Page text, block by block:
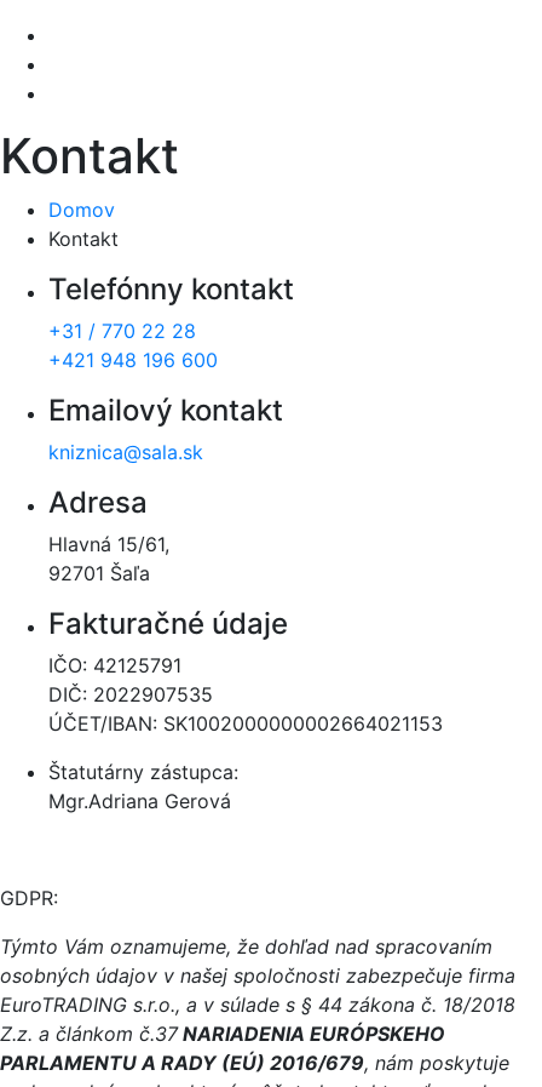
Kontakt
Domov
Kontakt
Telefónny kontakt
+31 / 770 22 28
+421 948 196 600
Emailový kontakt
kniznica@sala.sk
Adresa
Hlavná 15/61,
92701 Šaľa
Fakturačné údaje
IČO: 42125791
DIČ: 2022907535
ÚČET/IBAN: SK1002000000002664021153
Štatutárny zástupca:
Mgr.Adriana Gerová
GDPR:
Týmto Vám oznamujeme, že dohľad nad spracovaním
osobných údajov v našej spoločnosti zabezpečuje firma
EuroTRADING s.r.o., a v súlade s § 44 zákona č. 18/2018
Z.z. a článkom č.37NARIADENIA EURÓPSKEHO
PARLAMENTU A RADY (EÚ) 2016/679, nám poskytuje